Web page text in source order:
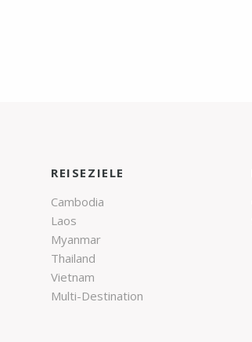
REISEZIELE
Cambodia
Laos
Myanmar
Thailand
Vietnam
Multi-Destination